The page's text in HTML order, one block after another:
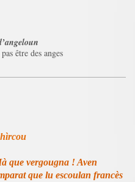
être des anges
que vergougna ! Aven
que lu escoulan francès